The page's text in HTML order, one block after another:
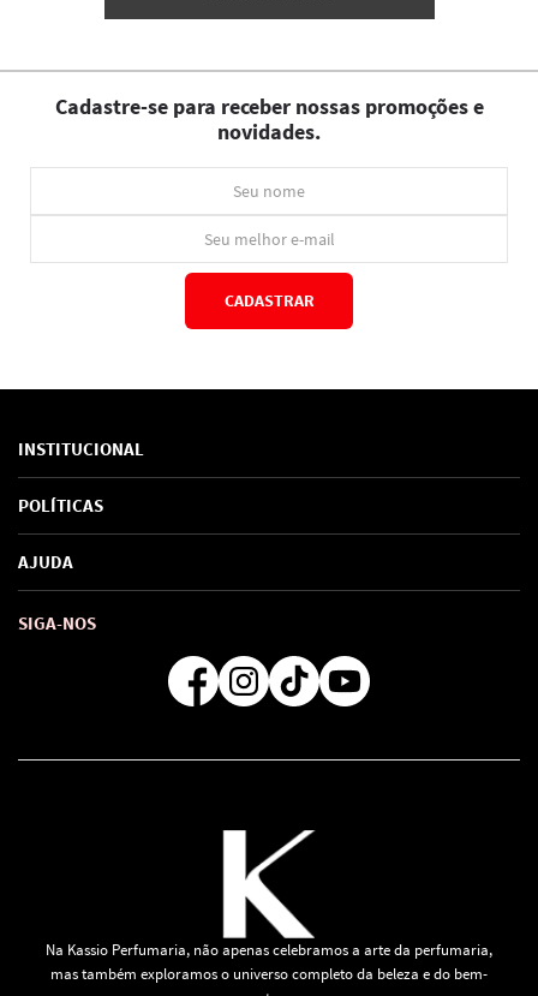
Cadastre-se para receber nossas promoções e
novidades.
CADASTRAR
INSTITUCIONAL
Sobre Nós
Marcas
SAC de marcas
Como comprar
POLÍTICAS
Política de Privacidade
Troca e Devoluções
Formas de Pagamento
Regra de Frete Grátis
AJUDA
SIGA-NOS
Na Kassio Perfumaria, não apenas celebramos a arte da perfumaria,
mas também exploramos o universo completo da beleza e do bem-